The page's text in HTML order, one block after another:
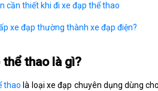
cần thiết khi đi xe đạp thể thao
xe đạp thường thành xe đạp điện?
thể thao là gì?
thao là loại xe đạp chuyên dụng dùng